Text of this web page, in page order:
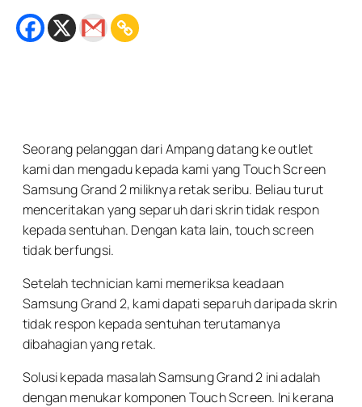
Seorang pelanggan dari Ampang datang ke outlet
kami dan mengadu kepada kami yang Touch Screen
Samsung Grand 2 miliknya retak seribu. Beliau turut
menceritakan yang separuh dari skrin tidak respon
kepada sentuhan. Dengan kata lain, touch screen
tidak berfungsi.
Setelah technician kami memeriksa keadaan
Samsung Grand 2, kami dapati separuh daripada skrin
tidak respon kepada sentuhan terutamanya
dibahagian yang retak.
Solusi kepada masalah Samsung Grand 2 ini adalah
dengan menukar komponen Touch Screen. Ini kerana